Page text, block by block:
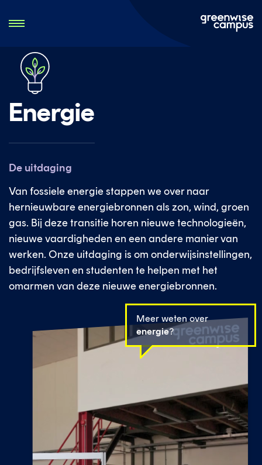
Energie
De uitdaging
Van fossiele energie stappen we over naar
hernieuwbare energiebronnen als zon, wind, groen
gas. Bij deze transitie horen nieuwe technologieën,
nieuwe vaardigheden en een andere manier van
werken. Onze uitdaging is om onderwijsinstellingen,
bedrijfsleven en studenten te helpen met het
omarmen van deze nieuwe energiebronnen.
Meer weten over
energie?